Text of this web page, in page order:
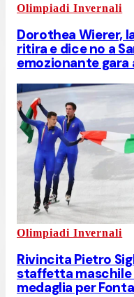
Olimpiadi Invernali
Dorothea Wierer,
ritira e dice no a
emozionante
Olimpiadi Invernali
Rivincita Pietro
staffetta
medaglia per